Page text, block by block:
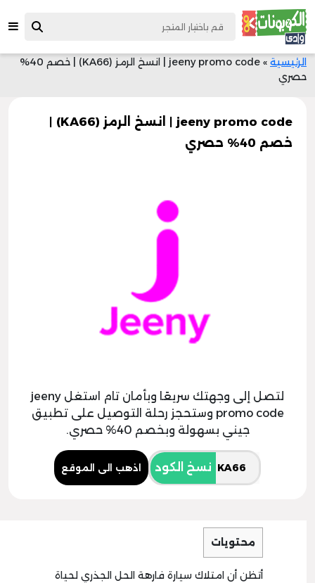
الرئيسية »
jeeny promo code | انسخ الرمز (KA66) | خصم 40%
حصري
jeeny promo code | انسخ الرمز (KA66) |
خصم 40% حصري
لتصل إلى وجهتك سريعًا وبأمان تام استغل jeeny
promo code وستحجز رحلة التوصيل على تطبيق
جيني بسهولة وبخصم 40% حصري.
نسخ الكود اذهب الى الموقع
محتويات
أتظن أن امتلاك سيارة فارهة الحل الجذري لحياة